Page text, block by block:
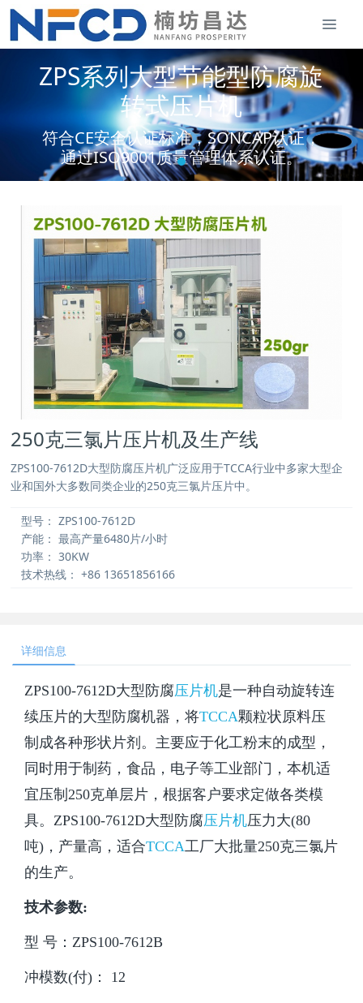
ZPS系列大型节能型防腐旋
转式压片机
符合CE安全认证标准，SONCAP认证，
通过ISO9001质量管理体系认证。
250克三氯片压片机及生产线
ZPS100-7612D大型防腐压片机广泛应用于TCCA行业中多家大型企
业和国外大多数同类企业的250克三氯片压片中。
型号： ZPS100-7612D
产能： 最高产量6480片/小时
功率： 30KW
技术热线： +86 13651856166
详细信息
ZPS100-7612D大型防腐压片机是一种自动旋转连
续压片的大型防腐机器，将TCCA颗粒状原料压
制成各种形状片剂。主要应于化工粉末的成型，
同时用于制药，食品，电子等工业部门，本机适
宜压制250克单层片，根据客户要求定做各类模
具。ZPS100-7612D大型防腐压片机压力大(80
吨)，产量高，适合TCCA工厂大批量250克三氯片
的生产。
技术参数:
型 号：ZPS100-7612B
冲模数(付) ： 12